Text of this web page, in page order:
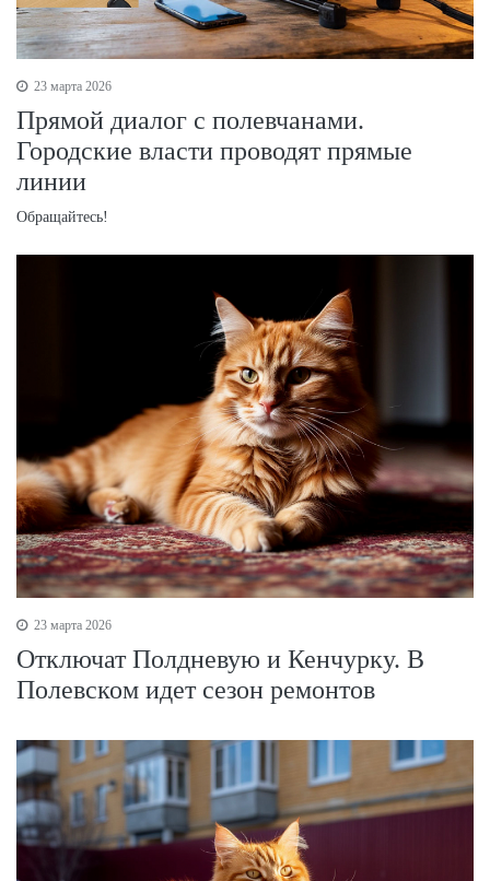
23 марта 2026
Прямой диалог с полевчанами.
Городские власти проводят прямые
линии
Обращайтесь!
23 марта 2026
Отключат Полдневую и Кенчурку. В
Полевском идет сезон ремонтов